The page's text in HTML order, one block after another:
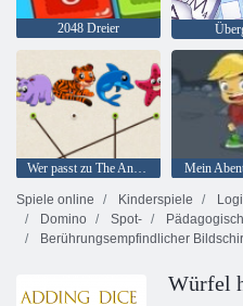
2048 Dreier
Wer passt zu The Animal Mein
Spiele online
Kinderspiele
Domino
Spot-
Pädagogisch
Berührungsempfindlicher
Würfel